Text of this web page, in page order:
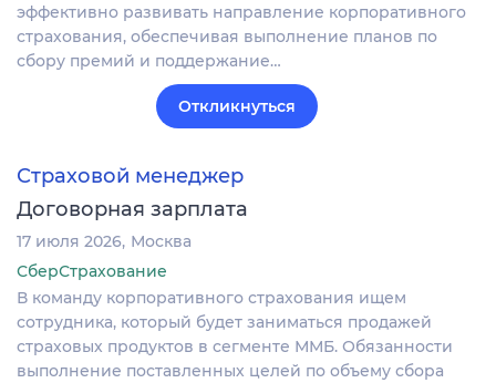
эффективно развивать направление корпоративного
страхования, обеспечивая выполнение планов по
сбору премий и поддержание…
Откликнуться
Страховой менеджер
Договорная зарплата
17 июля 2026 Москва
СберСтрахование
В команду корпоративного страхования ищем
сотрудника, который будет заниматься продажей
страховых продуктов в сегменте ММБ. Обязанности
выполнение поставленных целей по объему сбора